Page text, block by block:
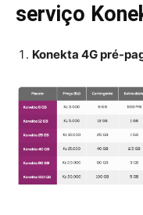
serviço
Konekta 4G pré-